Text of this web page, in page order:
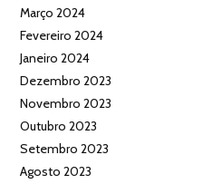
Março 2024
Fevereiro 2024
Janeiro 2024
Dezembro 2023
Novembro 2023
Outubro 2023
Setembro 2023
Agosto 2023